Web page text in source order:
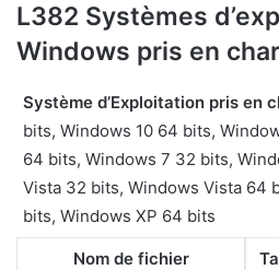
L382 Systèmes
Windows pris en
Système d’Exploitation pris en
bits, Windows 10 64 bits,
64 bits, Windows 7 32 bits,
Vista 32 bits, Windows Vista 64
bits, Windows XP 64 bits
Nom de fichier